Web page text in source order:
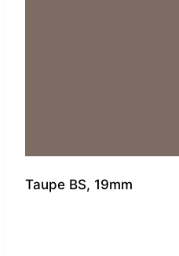
Taupe BS, 19mm